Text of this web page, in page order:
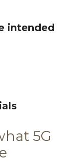
intended
5G